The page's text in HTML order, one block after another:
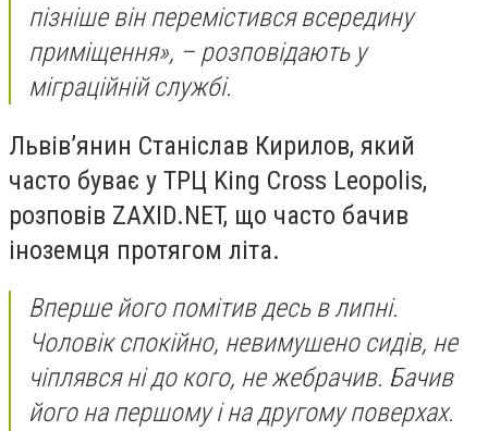
пізніше він перемістився всередину
приміщення», – розповідають у
міграційній службі.
Львів’янин Станіслав Кирилов, який
часто буває у ТРЦ King Cross Leopolis,
розповів ZAXID.NET, що часто бачив
іноземця протягом літа.
Вперше його помітив десь в липні.
Чоловік спокійно, невимушено сидів, не
чіплявся ні до кого, не жебрачив. Бачив
його на першому і на другому поверхах.